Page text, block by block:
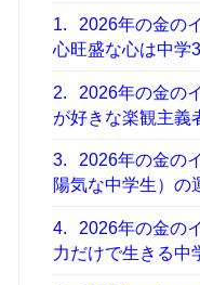
1.
2026年の金の
心旺盛な心は中学
2.
2026年の金の
が好きな楽観主義
3.
2026年の金の
陽気な中学生）の
4.
2026年の金の
力だけで生きる中